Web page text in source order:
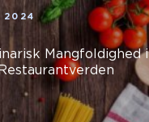
2024
Mangfoldighed i